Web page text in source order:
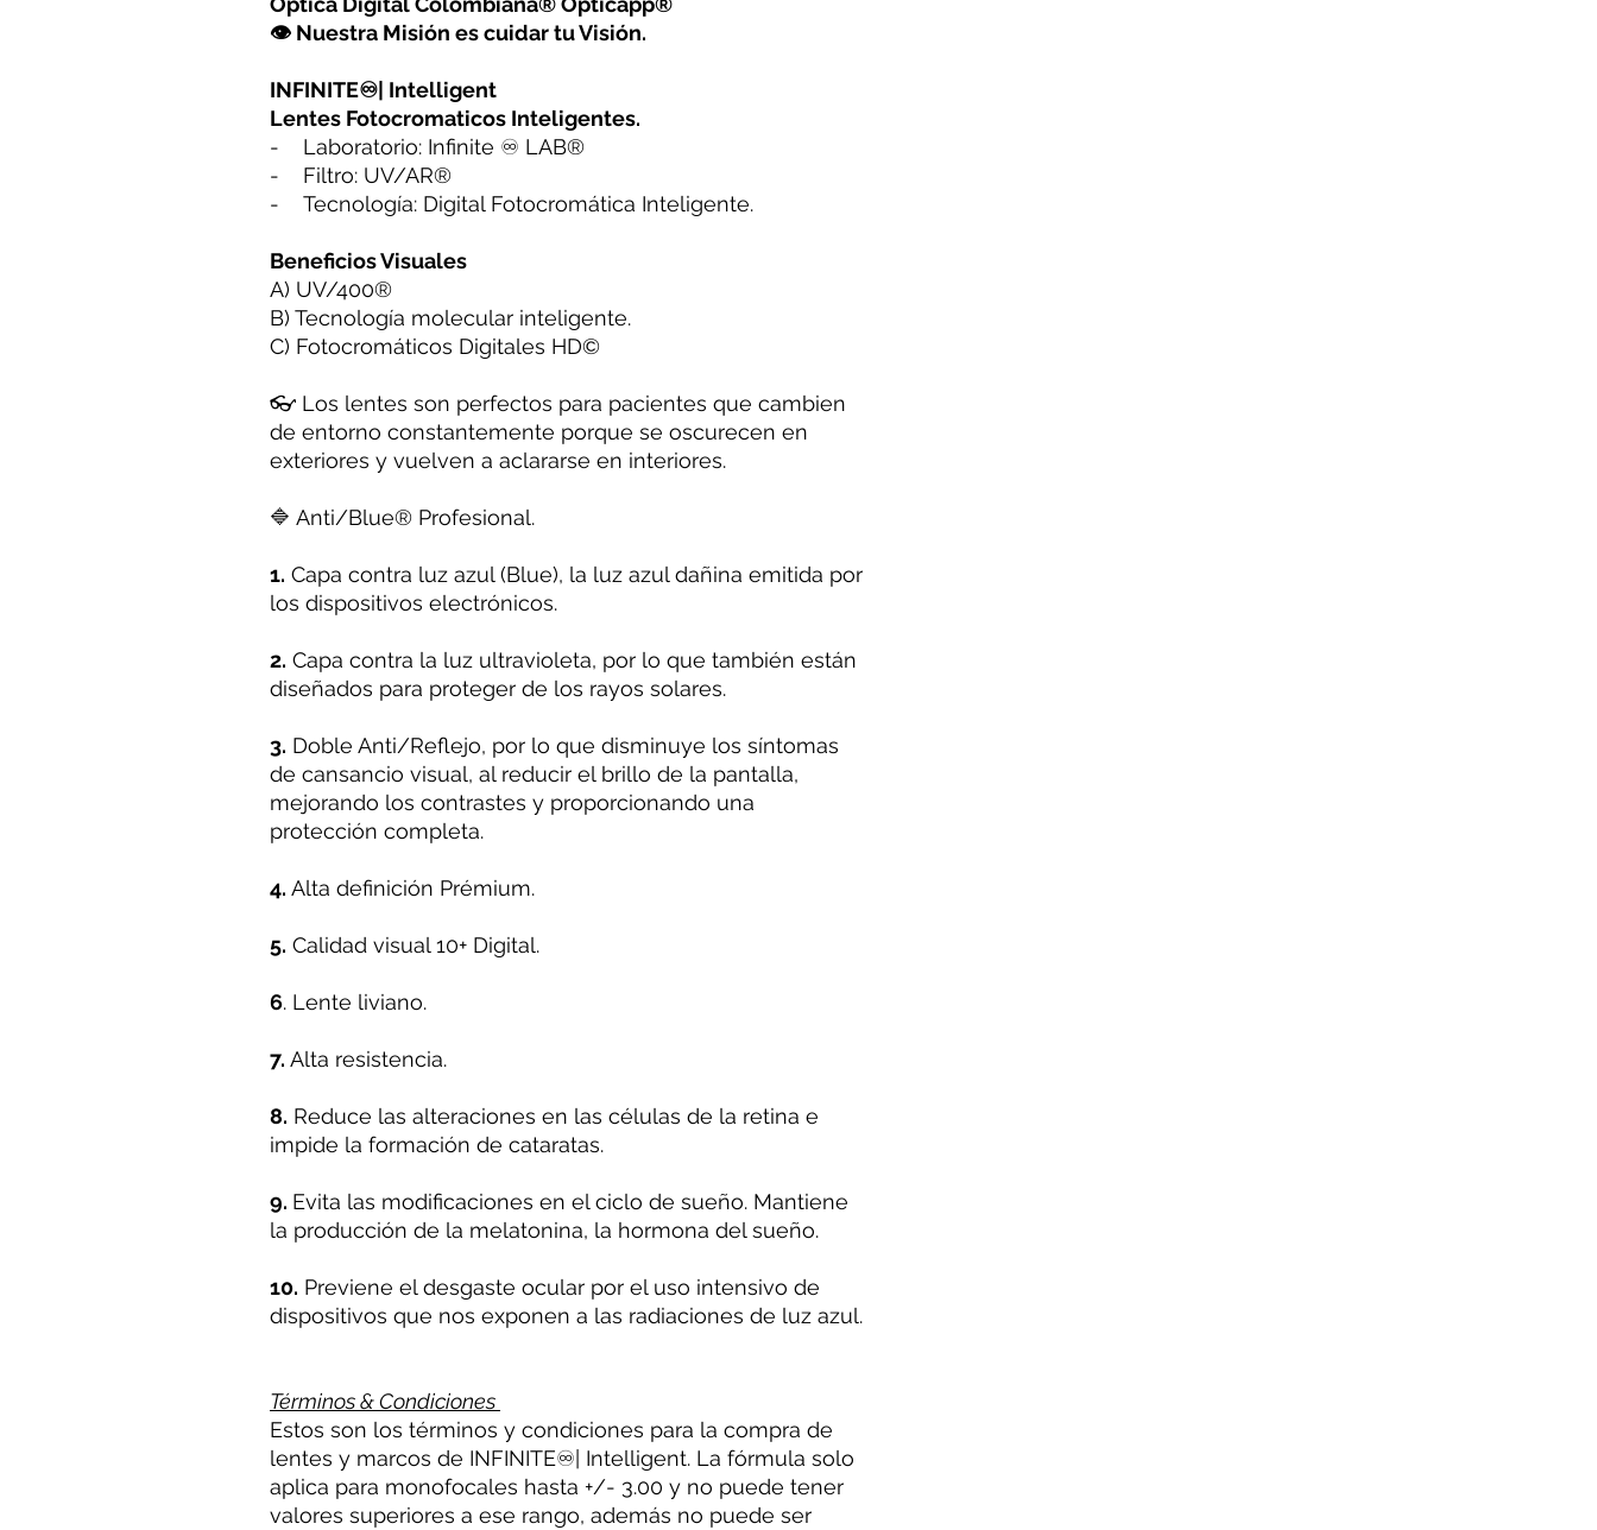
👁 Nuestra Misión es cuidar tu Visión.
INFINITE♾| Intelligent
Lentes Fotocromaticos Inteligentes.
- Laboratorio: Infinite ♾ LAB®️
- Filtro: UV/AR®️
- Tecnología: Digital Fotocromática Inteligente.
Beneficios Visuales
A) UV/400®️
B) Tecnología molecular inteligente.
C) Fotocromáticos Digitales HD©️
👓 Los lentes son perfectos para pacientes que cambien
de entorno constantemente porque se oscurecen en
exteriores y vuelven a aclararse en interiores.
🔷 Anti/Blue®️ Profesional.
1. Capa contra luz azul (Blue), la luz azul dañina emitida por
los dispositivos electrónicos.
2. Capa contra la luz ultravioleta, por lo que también están
diseñados para proteger de los rayos solares.
3. Doble Anti/Reflejo, por lo que disminuye los síntomas
de cansancio visual, al reducir el brillo de la pantalla,
mejorando los contrastes y proporcionando una
protección completa.
4. Alta definición Prémium.
5. Calidad visual 10+ Digital.
6. Lente liviano.
7. Alta resistencia.
8. Reduce las alteraciones en las células de la retina e
impide la formación de cataratas.
9. Evita las modificaciones en el ciclo de sueño. Mantiene
la producción de la melatonina, la hormona del sueño.
10. Previene el desgaste ocular por el uso intensivo de
dispositivos que nos exponen a las radiaciones de luz azul.
Términos & Condiciones
Estos son los términos y condiciones para la compra de
lentes y marcos de INFINITE♾| Intelligent. La fórmula solo
aplica para monofocales hasta +/- 3.00 y no puede tener
valores superiores a ese rango, además no puede ser